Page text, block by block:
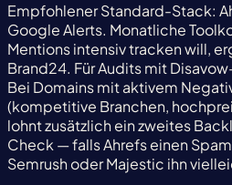
Empfohlener Standard-Stack:
Google Alerts. Monatliche
Mentions intensiv tracken will,
Brand24. Für Audits mit
Bei Domains mit aktivem
(kompetitive Branchen,
lohnt zusätzlich ein zweites
Check — falls Ahrefs einen
Semrush oder Majestic ihn